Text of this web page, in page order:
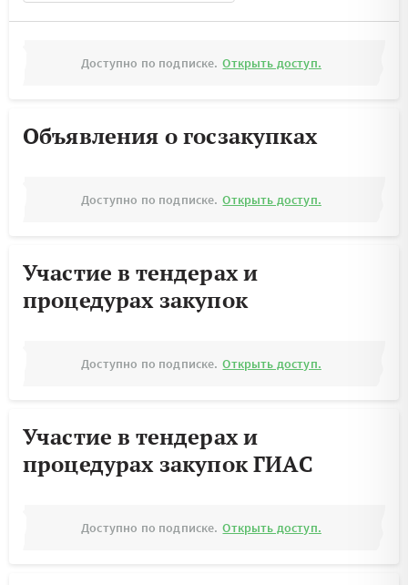
Доступно по подписке. Открыть доступ.
Объявления о госзакупках
Доступно по подписке. Открыть доступ.
Участие в тендерах и
процедурах закупок
Доступно по подписке. Открыть доступ.
Участие в тендерах и
процедурах закупок ГИАС
Доступно по подписке. Открыть доступ.